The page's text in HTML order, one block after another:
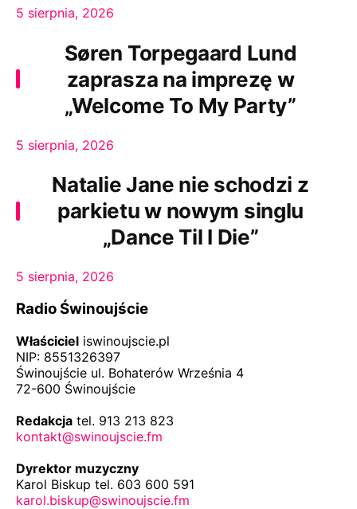
5 sierpnia, 2026
Søren Torpegaard Lund
zaprasza na imprezę w
„Welcome To My Party”
5 sierpnia, 2026
Natalie Jane nie schodzi z
parkietu w nowym singlu
„Dance Til I Die”
5 sierpnia, 2026
Radio Świnoujście
Właściciel iswinoujscie.pl
NIP: 8551326397
Świnoujście ul. Bohaterów Września 4
72-600 Świnoujście
Redakcja tel. 913 213 823
kontakt@swinoujscie.fm
Dyrektor muzyczny
Karol Biskup tel. 603 600 591
karol.biskup@swinoujscie.fm